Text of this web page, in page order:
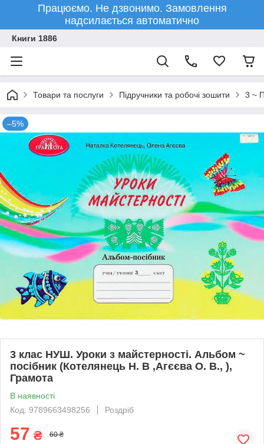
Працюємо. Не дзвонимо. Замовлення
надсилається автоматично
Книги 1886
Товари та послуги Підручники та робочі зошити 3 ~
–5%
3 клас НУШ. Уроки з майстерності. Альбом ~
посібник (Котелянець Н. В ,Агєєва О. В., ),
Грамота
В наявності
Код: 9789663498256
Роздріб
57 ₴ 60 ₴